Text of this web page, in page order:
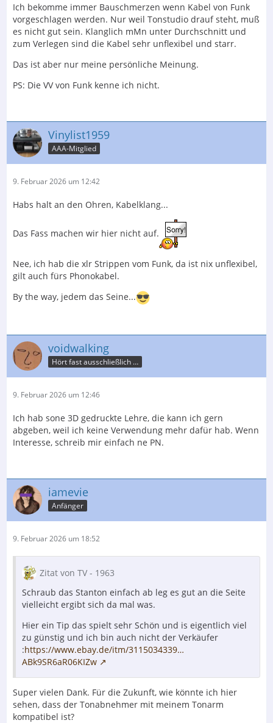
Ich bekomme immer Bauschmerzen wenn Kabel von Funk
vorgeschlagen werden. Nur weil Tonstudio drauf steht, muß
es nicht gut sein. Klanglich mMn unter Durchschnitt und
zum Verlegen sind die Kabel sehr unflexibel und starr.
Das ist aber nur meine persönliche Meinung.
PS: Die VV von Funk kenne ich nicht.
Vinylist1959
AAA-Mitglied
9. Februar 2026 um 12:42
Habs halt an den Ohren, Kabelklang...
Das Fass machen wir hier nicht auf.
Nee, ich hab die xlr Strippen vom Funk, da ist nix unflexibel,
gilt auch fürs Phonokabel.
By the way, jedem das Seine...
voidwalking
Hört fast ausschließlich nur Krach
9. Februar 2026 um 12:46
Ich hab sone 3D gedruckte Lehre, die kann ich gern
abgeben, weil ich keine Verwendung mehr dafür hab. Wenn
Interesse, schreib mir einfach ne PN.
iamevie
Anfänger
9. Februar 2026 um 18:52
Zitat von TV - 1963
Schraub das Stanton einfach ab leg es gut an die Seite
vielleicht ergibt sich da mal was.
Hier ein Tip das spielt sehr Schön und is eigentlich viel
zu günstig und ich bin auch nicht der Verkäufer
:https://www.ebay.de/itm/3115034339…
ABk9SR6aR06KIZw
Super vielen Dank. Für die Zukunft, wie könnte ich hier
sehen, dass der Tonabnehmer mit meinem Tonarm
kompatibel ist?